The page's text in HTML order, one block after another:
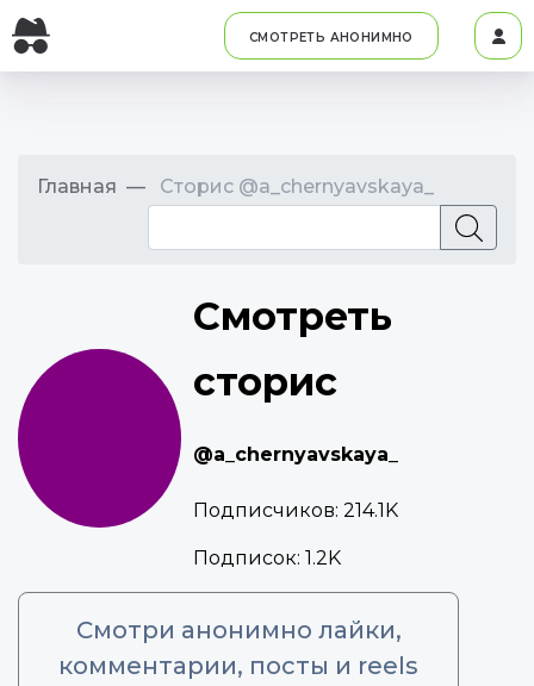
СМОТРЕТЬ АНОНИМНО
Главная Сторис @a_chernyavskaya_
Смотреть
сторис
@a_chernyavskaya_
Подписчиков: 214.1K
Подписок: 1.2K
Смотри анонимно лайки,
комментарии, посты и reels